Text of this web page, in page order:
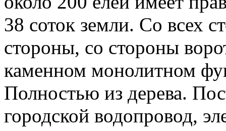
38 соток земли. Со всех
стороны, со стороны
каменном монолитном
Полностью из дерева.
городской водопровод,